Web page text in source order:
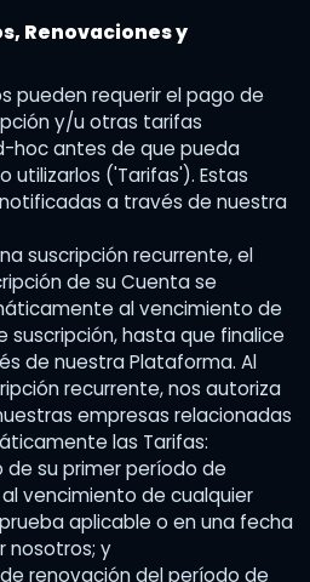
Renovaciones y
pueden requerir el pago de
y/u otras tarifas
hoc antes de que pueda
utilizarlos ('Tarifas'). Estas
a través de nuestra
suscripción recurrente, el
de su Cuenta se
al vencimiento de
suscripción, hasta que finalice
de nuestra Plataforma. Al
recurrente, nos autoriza
empresas relacionadas
las Tarifas:
de su primer período de
vencimiento de cualquier
aplicable o en una fecha
nosotros; y
renovación del período de